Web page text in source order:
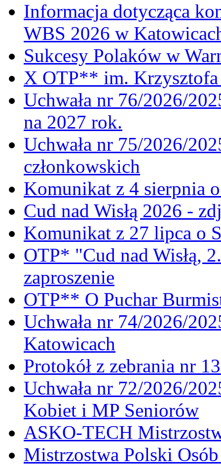
Informacja dotycząca
WBS 2026 w
Sukcesy Polaków w
X OTP** im. Krzysztofa
Uchwała nr 76/2026/
na 2027 rok.
Uchwała nr 75/2026/
członkowskich
Komunikat z 4 sierpnia
Cud nad Wisłą 2026 -
Komunikat z 27 lipca o
OTP* "Cud nad Wisłą,
zaproszenie
OTP** O Puchar
Uchwała nr 74/2026/
Katowicach
Protokół z zebrania nr
Uchwała nr 72/2026/
Kobiet i MP Seniorów
ASKO-TECH
Mistrzostwa Polski